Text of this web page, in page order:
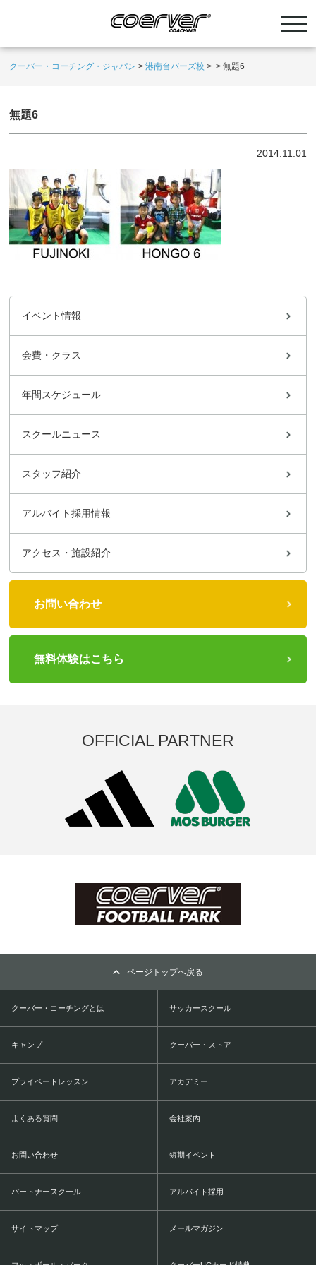
クーバー・コーチング・ジャパン >港南台バーズ校 > >無題6
無題6
2014.11.01
イベント情報
会費・クラス
年間スケジュール
スクールニュース
スタッフ紹介
アルバイト採用情報
アクセス・施設紹介
お問い合わせ
無料体験はこちら
OFFICIAL PARTNER
ページトップへ戻る
クーバー・コーチングとは サッカースクール
キャンプ クーバー・ストア
プライベートレッスン アカデミー
よくある質問 会社案内
お問い合わせ 短期イベント
パートナースクール アルバイト採用
サイトマップ メールマガジン